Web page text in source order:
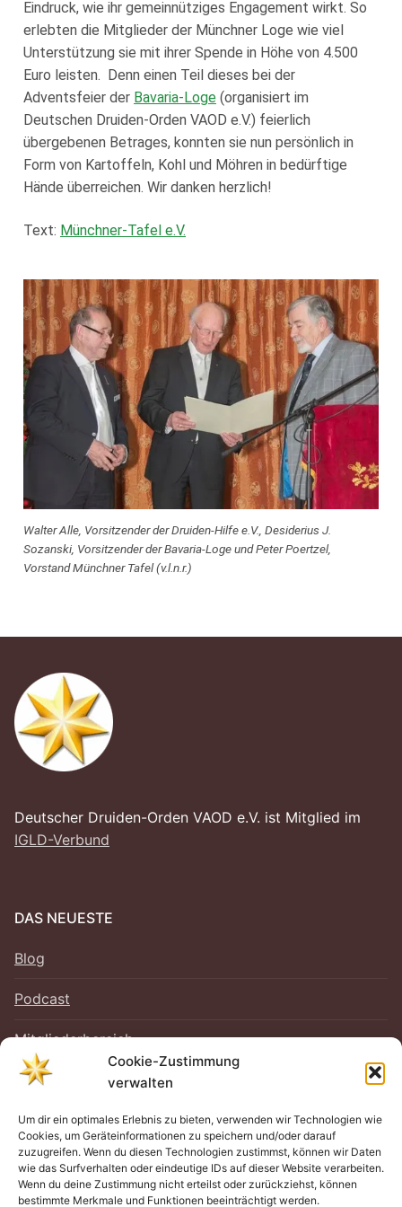
Cookie-Zustimmung
verwalten
Um dir ein optimales Erlebnis zu bieten, verwenden wir Technologien wie
Cookies, um Geräteinformationen zu speichern und/oder darauf
zuzugreifen. Wenn du diesen Technologien zustimmst, können wir Daten
wie das Surfverhalten oder eindeutige IDs auf dieser Website verarbeiten.
Wenn du deine Zustimmung nicht erteilst oder zurückziehst, können
bestimmte Merkmale und Funktionen beeinträchtigt werden.
Loge Jade Veritas, Wilhelmshaven
Loge Peredur, Kassel
Loge Zur Bundestreue, Wolfenbüttel
Eindruck, wie ihr gemeinnütziges Engagement wirkt. So
erlebten die Mitglieder der Münchner Loge wie viel
Unterstützung sie mit ihrer Spende in Höhe von 4.500
Euro leisten. Denn einen Teil dieses bei der
Adventsfeier der Bavaria-Loge (organisiert im
Deutschen Druiden-Orden VAOD e.V.) feierlich
übergebenen Betrages, konnten sie nun persönlich in
Form von Kartoffeln, Kohl und Möhren in bedürftige
Hände überreichen. Wir danken herzlich!
Text: Münchner-Tafel e.V.
Walter Alle, Vorsitzender der Druiden-Hilfe e.V., Desiderius J.
Sozanski, Vorsitzender der Bavaria-Loge und Peter Poertzel,
Vorstand Münchner Tafel (v.l.n.r.)
Deutscher Druiden-Orden VAOD e.V. ist Mitglied im
IGLD-Verbund
DAS NEUESTE
Blog
Podcast
Mitgliederbereich
RECHTLICHES
Impressum